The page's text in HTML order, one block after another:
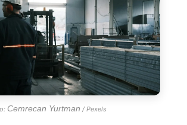
Cemrecan Yurtman / Pexels